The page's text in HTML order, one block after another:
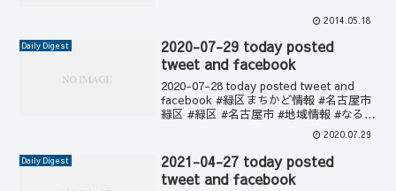
2014.05.18
Daily Digest
2020-07-29 today posted
tweet and facebook
2020-07-28 today posted tweet and
facebook #緑区まちかど情報 #名古屋市
緑区 #緑区 #名古屋市 #地域情報 #なるぱ
ら 02:12:062020-07-28にtwitterでつぶや
2020.07.29
Daily Digest
2021-04-27 today posted
tweet and facebook